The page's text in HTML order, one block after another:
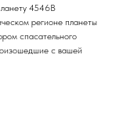
4546B
регионе планеты
спасательного
с вашей